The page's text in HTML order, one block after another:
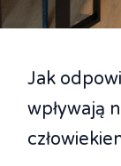
Jak
wpływają